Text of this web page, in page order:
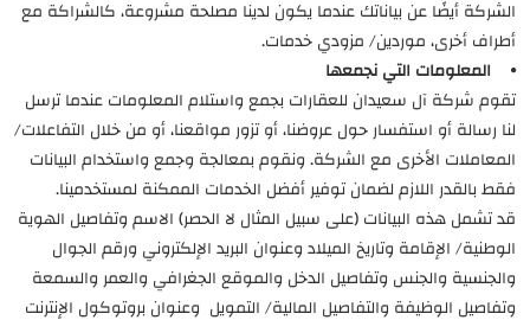
الشركة أيضًا عن بياناتك عندما يكون لدينا مصلحة مشروعة، كالشراكة مع
أطراف أخرى، موردين/ مزودي خدمات.
⦁ المعلومات التي نجمعها
تقوم شركة آل سعيدان للعقارات بجمع واستلام المعلومات عندما ترسل
لنا رسالة أو استفسار حول عروضنا، أو تزور مواقعنا، أو من خلال التفاعلات/
المعاملات الأخرى مع الشركة. ونقوم بمعالجة وجمع واستخدام البيانات
فقط بالقدر اللازم لضمان توفير أفضل الخدمات الممكنة لمستخدمينا.
قد تشمل هذه البيانات (على سبيل المثال لا الحصر) الاسم وتفاصيل الهوية
الوطنية/ الإقامة وتاريخ الميلاد وعنوان البريد الإلكتروني ورقم الجوال
والجنسية والجنس وتفاصيل الدخل والموقع الجغرافي والعمر والسمعة
وتفاصيل الوظيفة والتفاصيل المالية/ التمويل وعنوان بروتوكول الإنترنت